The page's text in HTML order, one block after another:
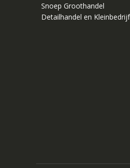
Snoep Groothandel
Detailhandel en Kleinbedrijf